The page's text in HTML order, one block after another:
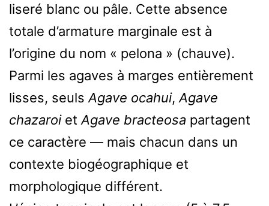
liseré blanc ou pâle. Cette absence
totale d’armature marginale est à
l’origine du nom « pelona » (chauve).
Parmi les agaves à marges entièrement
lisses, seuls Agave ocahui, Agave
chazaroiet Agave bracteosa partagent
ce caractère — mais chacun dans un
contexte biogéographique et
morphologique différent.